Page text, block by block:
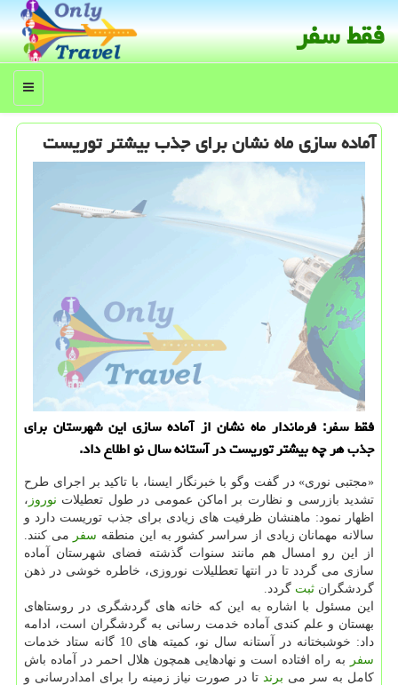
فقط سفر
منو
آماده سازی ماه نشان برای جذب بیشتر توریست
فقط سفر: فرماندار ماه نشان از آماده سازی این شهرستان برای
جذب هر چه بیشتر توریست در آستانه سال نو اطلاع داد.
«مجتبی نوری» در گفت وگو با خبرنگار ایسنا، با تاكید بر اجرای طرح
تشدید بازرسی و نظارت بر اماكن عمومی در طول تعطیلات نوروز ،
اظهار نمود: ماهنشان ظرفیت های زیادی برای جذب توریست دارد و
سالانه مهمانان زیادی از سراسر كشور به این منطقه سفر می كنند.
از این رو امسال هم مانند سنوات گذشته فضای شهرستان آماده
سازی می گردد تا در انتها تعطلیلات نوروزی، خاطره خوشی در ذهن
گردشگران ثبت گردد.
این مسئول با اشاره به این كه خانه های گردشگری در روستاهای
بهستان و علم كندی آماده خدمت رسانی به گردشگران است، ادامه
داد: خوشبختانه در آستانه سال نو، كمیته های 10 گانه ستاد خدمات
سفر
به راه افتاده است و نهادهایی همچون هلال احمر در آماده باش
كامل به سر می برند تا در صورت نیاز زمینه را برای امدادرسانی و